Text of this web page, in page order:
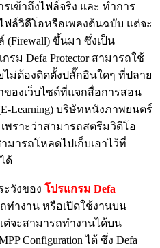
เข้าถึงไฟล์จริง และ ทำการ
ล์วิดีโอหรือเพลงต้นฉบับ แต่จะ
ขึ้นมา ซึ่งเป็น
ม Defa Protector สามารถใช้
ม่ต้องติดตั้งปลั๊กอินใดๆ ที่ปลาย
ของเว็บไซต์ที่แจกสื่อการสอน
Learning) บริษัทหนังภาพยนตร์
พราะว่าสามารถสตรีมวิดีโอ
มารถโหลดไปเก็บเอาไว้ที่
ด้
วังของ โปรแกรม Defa
ทำงาน หรือเปิดใช้งานบน
แต่จะสามารถทำงานได้บน
Configuration ได้ ซึ่ง Defa